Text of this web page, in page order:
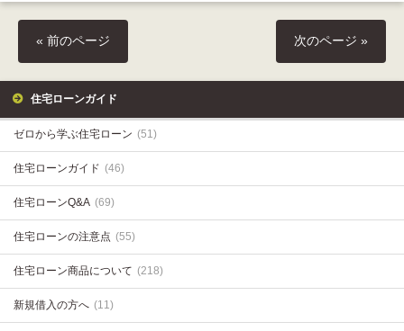
« 前のページ 次のページ »
住宅ローンガイド
ゼロから学ぶ住宅ローン (51)
住宅ローンガイド (46)
住宅ローンQ&A (69)
住宅ローンの注意点 (55)
住宅ローン商品について (218)
新規借入の方へ (11)